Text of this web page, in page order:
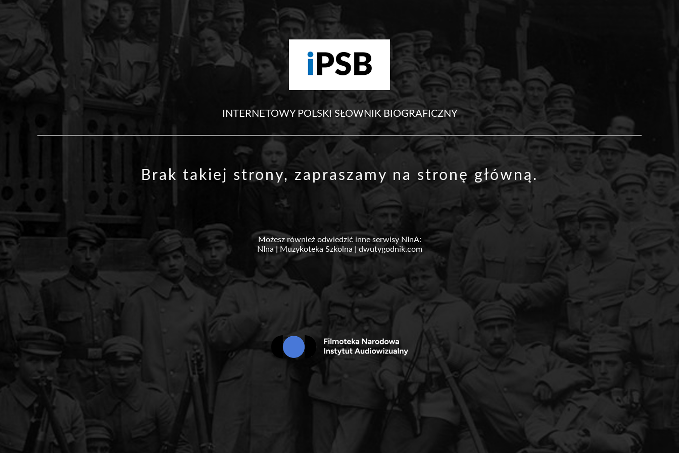
INTERNETOWY POLSKI SŁOWNIK BIOGRAFICZNY
Brak takiej strony, zapraszamy na stronę główną .
Możesz również odwiedzić inne serwisy NInA:
NIna| Muzykoteka Szkolna dwutygodnik.com